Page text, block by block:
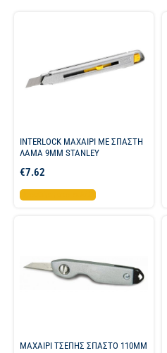
INTERLOCK ΜΑΧΑΙΡΙ ΜΕ ΣΠΑΣΤΗ
ΛΑΜΑ 9ΜΜ STANLEY
€7.62
Προσθήκη στο καλάθι
ΜΑΧΑΙΡΙ ΤΣΕΠΗΣ ΣΠΑΣΤΟ 110MM